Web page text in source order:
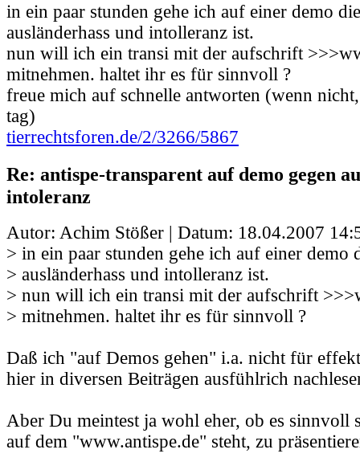
in ein paar stunden gehe ich auf einer demo
ausländerhass und intolleranz ist.
nun will ich ein transi mit der aufschrift
mitnehmen. haltet ihr es für sinnvoll ?
freue mich auf schnelle antworten (wenn
tag)
tierrechtsforen.de/2/3266/5867
Re: antispe-transparent auf demo gegen
intoleranz
Autor: Achim Stößer | Datum: 18.04.2007
> in ein paar stunden gehe ich auf einer demo
> ausländerhass und intolleranz ist.
> nun will ich ein transi mit der aufschrift
> mitnehmen. haltet ihr es für sinnvoll ?
Daß ich "auf Demos gehen" i.a. nicht für
hier in diversen Beiträgen ausfühlrich
Aber Du meintest ja wohl eher, ob es sinnvoll
auf dem "www.antispe.de" steht, zu